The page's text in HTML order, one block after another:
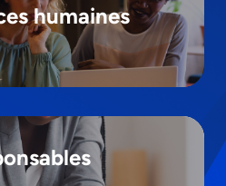
humaines